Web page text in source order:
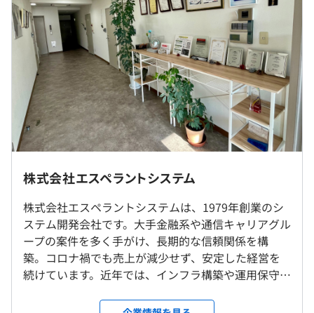
相談の上、ご希望のマシンを支給いたします。
年功序列ではなく、実力と実績を正当に評価する制度を採
用しています。
慣れるまでは最低2名以上で対応します。
◎リモート勤務の相談可（週2日程度）／転勤なし
■短期出張について
年に1～4回程、日本全国（エンドユーザ先）の短期出張
があります。
期間は3日間～2週間／1週間～1カ月間などさまざまで
す。（休日の途中帰宅可・交通費全額支給）
※出張先実績：北海道、新潟、仙台、宮城、大阪、京都、
※通常業務は千葉本社勤務になります
ご希望の条件を前提として、ご経験・スキルを考慮して決
定いたします。
※ご希望により、中途採用者向けの年俸制度（決算賞与以
外は固定）を適用いたします。
《昇進と年収例》
決算期の業績賞与等で変動します。
■36歳／課長代理／年収600万～650万円
■40歳／課長／年収660万～710万円
（※想定年収は年収提示額を保証するものではありません）
株式会社エスペラントシステム
株式会社エスペラントシステムは、1979年創業のシ
ステム開発会社です。大手金融系や通信キャリアグル
ープの案件を多く手がけ、長期的な信頼関係を構
築。コロナ禍でも売上が減少せず、安定した経営を
続けています。近年では、インフラ構築や運用保守の
さらに注目を集めています。 2008年には電子書籍事